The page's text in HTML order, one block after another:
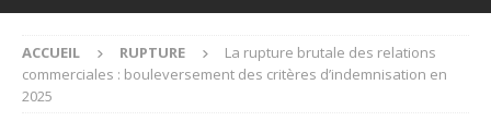
ACCUEIL RUPTURE
La rupture brutale des relations
commerciales : bouleversement des critères d’indemnisation en
2025